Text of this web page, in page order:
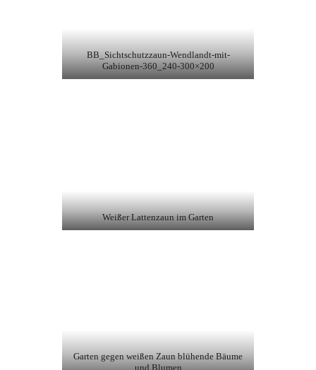
BB_Sichtschutzzaun-Wendlandt-mit-
Gabionen-360_240-300×200
Weißer Lattenzaun im Garten
Garten gegen weißen Zaun blühende Bäume
und Blumen